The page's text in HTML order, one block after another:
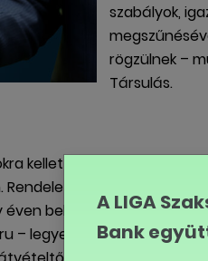
szabályok,
rögzülnek –
Társulás.
kellett felkészülniük a
1 értelmében
belül felismert hiba
– legyen az hűtő,
A LIGA
Bank